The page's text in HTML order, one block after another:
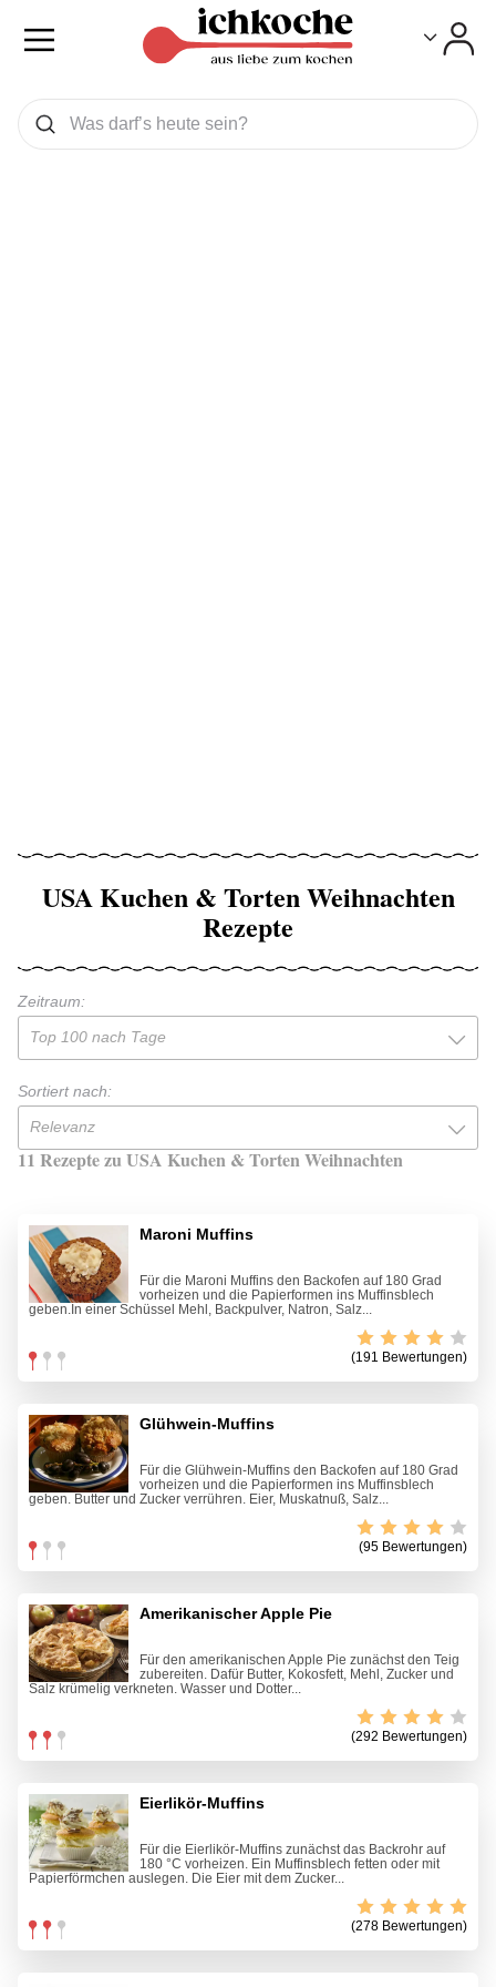
Was wollen Sie suchen
Suchen
USA Kuchen & Torten Weihnachten
Rezepte
Zeitraum:
Top 100 nach Tage
Sortiert nach:
Relevanz
11 Rezepte zu USA Kuchen & Torten Weihnachten
Maroni Muffins
Für die Maroni Muffins den Backofen auf 180 Grad
vorheizen und die Papierformen ins Muffinsblech
geben.In einer Schüssel Mehl, Backpulver, Natron, Salz...
(191 Bewertungen)
Glühwein-Muffins
Für die Glühwein-Muffins den Backofen auf 180 Grad
vorheizen und die Papierformen ins Muffinsblech
geben. Butter und Zucker verrühren. Eier, Muskatnuß, Salz...
(95 Bewertungen)
Amerikanischer Apple Pie
Für den amerikanischen Apple Pie zunächst den Teig
zubereiten. Dafür Butter, Kokosfett, Mehl, Zucker und
Salz krümelig verkneten. Wasser und Dotter...
(292 Bewertungen)
Eierlikör-Muffins
Für die Eierlikör-Muffins zunächst das Backrohr auf
180 °C vorheizen. Ein Muffinsblech fetten oder mit
Papierförmchen auslegen. Die Eier mit dem Zucker...
(278 Bewertungen)